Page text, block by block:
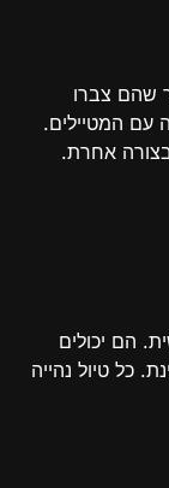
שהם צברו
המטיילים.
אחרת.
הם יכולים
כל טיול נהייה